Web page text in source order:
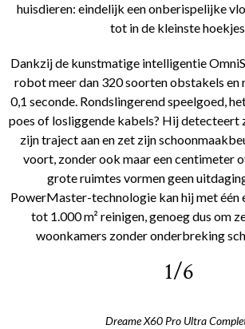
huisdieren: eindelijk een onberispelijke
tot in de kleinste
Dankzij de kunstmatige intelligentie
robot meer dan 320 soorten obstakels en
0,1 seconde. Rondslingerend speelgoed,
poes of losliggende kabels? Hij detecteert
zijn traject aan en zet zijn
voort, zonder ook maar een centimeter
grote ruimtes vormen geen
PowerMaster-technologie kan hij met één
tot 1.000 m² reinigen, genoeg dus om
woonkamers zonder onderbreking
1/6
Dreame X60 Pro Ultra